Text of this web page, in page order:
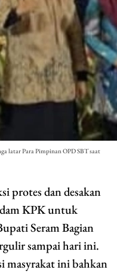
latar Para Pimpinan OPD SBT saat
protes dan desakan
KPK untuk
Seram Bagian
sampai hari ini.
masyrakat ini bahkan